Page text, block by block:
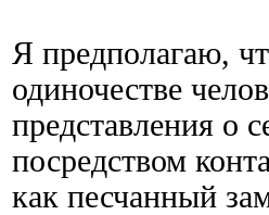
Я предполагаю,
одиночестве
представления о
посредством
как песчанный